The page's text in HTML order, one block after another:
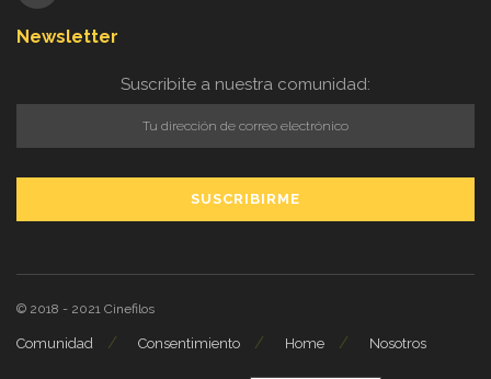
Newsletter
Suscribite a nuestra comunidad:
© 2018 - 2021 Cinefilos
Comunidad Consentimiento Home Nosotros